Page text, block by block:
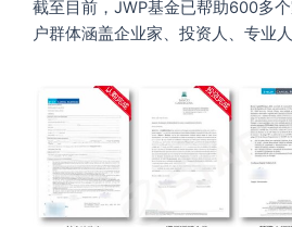
截至目前，JWP基金已帮助600多
户群体涵盖企业家、投资人、专业